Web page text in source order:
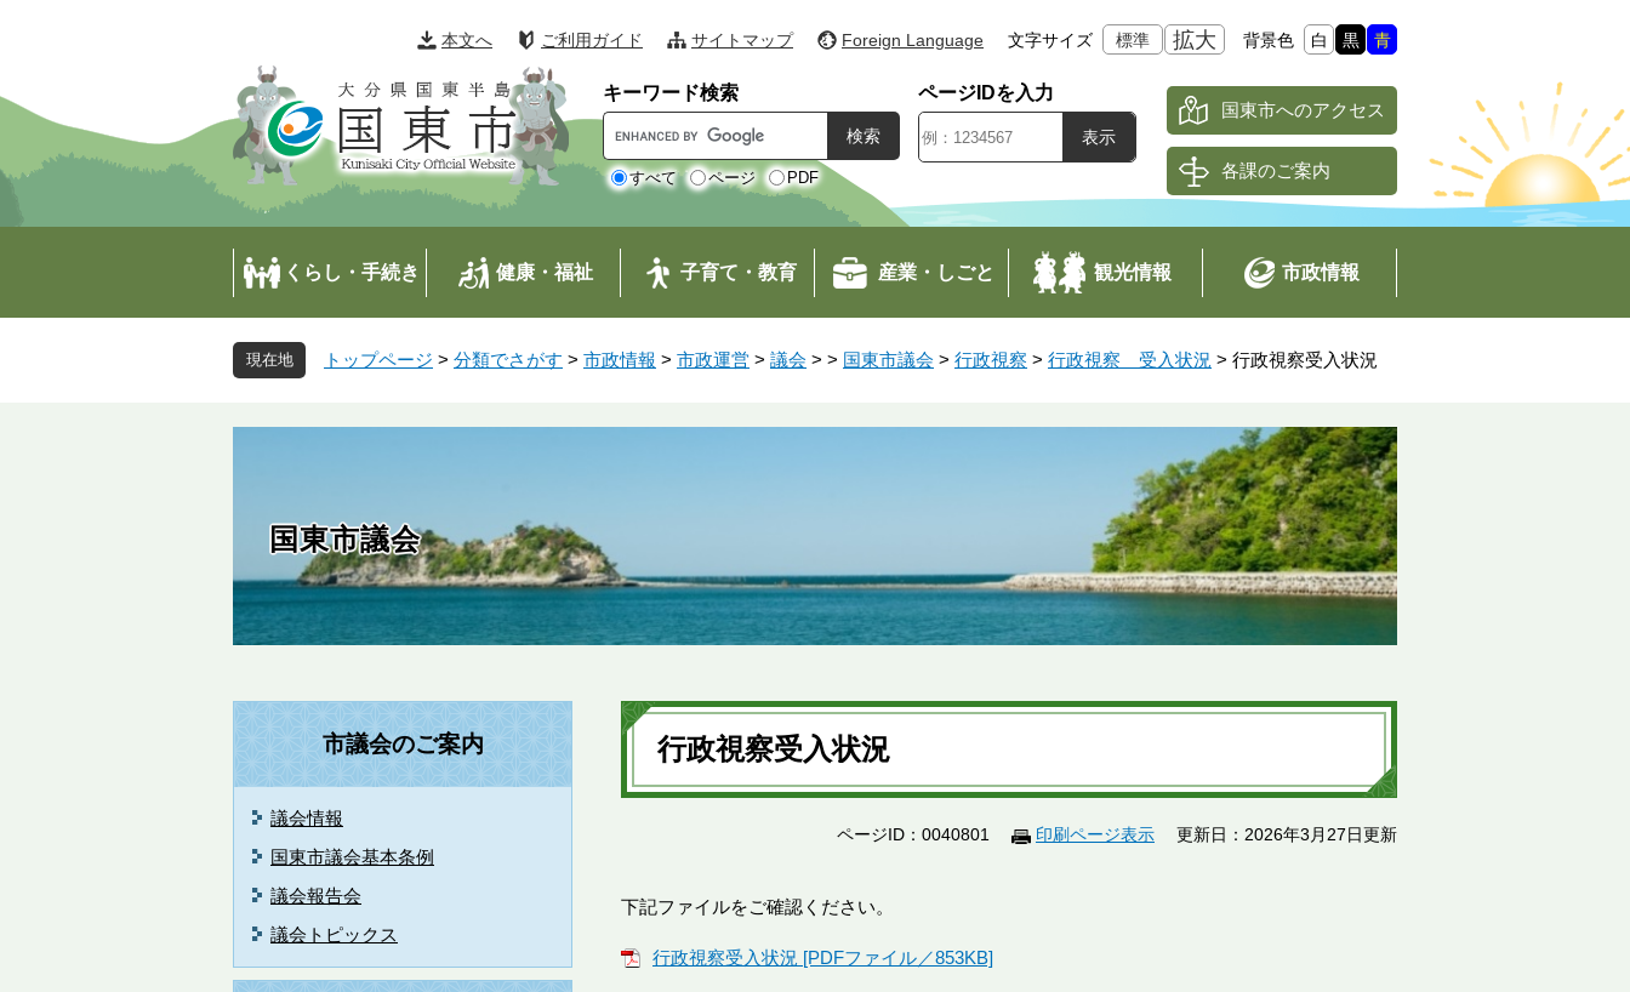
の
で
す
。
ー
ば
し
て
本文へ ご利用ガイド サイトマップ Foreign Language 文字サイズ 標準 拡大 背景色 白 黒 青
キーワード検索
o
o
l
ム
すべて ページ PDF
ページIDを入力
国東市へのアクセス
各課のご案内
くらし・手続き 健康・福祉 子育て・教育 産業・しごと 観光情報 市政情報
トップページ > 分類でさがす > 市政情報 > 市政運営 > 議会 > > 国東市議会 > 行政視察 > 行政視察 受入状況 > 行政視察受入状況
国東市議会
本
文
行政視察受入状況
ページID：0040801 印刷ページ表示 更新日：2026年3月27日更新
下記ファイルをご確認ください。
行政視察受入状況 [PDFファイル／853KB]
市議会のご案内
議会情報
国東市議会基本条例
議会報告会
議会トピックス